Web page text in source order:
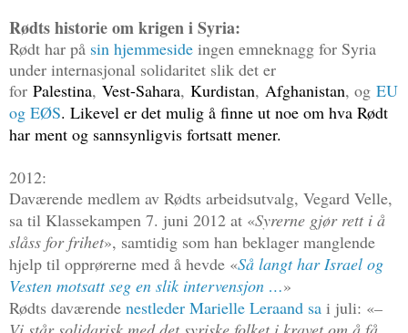
Rødts historie om krigen i Syria:
Rødt har på sin hjemmeside ingen emneknagg for Syria
under internasjonal solidaritet slik det er
for Palestina, Vest-Sahara, Kurdistan, Afghanistan, og EU
og EØS. Likevel er det mulig å finne ut noe om hva Rødt
har ment og sannsynligvis fortsatt mener.
2012:
Daværende medlem av Rødts arbeidsutvalg, Vegard Velle,
sa til Klassekampen 7. juni 2012 at «Syrerne gjør rett i å
slåss for frihet», samtidig som han beklager manglende
hjelp til opprørerne med å hevde «Så langt har Israel og
Vesten motsatt seg en slik intervensjon …»
Rødts daværende nestleder Marielle Leraand sa i juli: «–